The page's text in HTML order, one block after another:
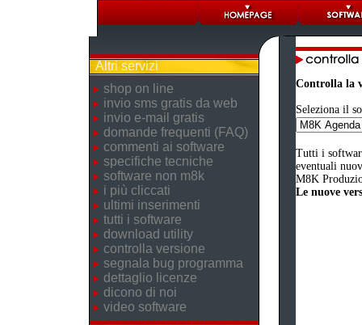
Altri servizi
shop on line
invio sms gratis da web
invio e-mail gratis
domande frequenti (FAQ)
commenti ai software
specifiche tecniche
software non m8k
i più cliccati
ultimi inserimenti
tutti i software
download utility
controlla versione
segnala bug programma
dettaglio licenze
dicono di noi
video software
Controlla la
Seleziona il
Tutti i
eventuali
M8K
Le nuove